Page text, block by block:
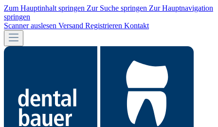
Zum Hauptinhalt springen Zur Suche springen Zur Hauptnavigation
springen
Scanner auslesen Versand Registrieren Kontakt